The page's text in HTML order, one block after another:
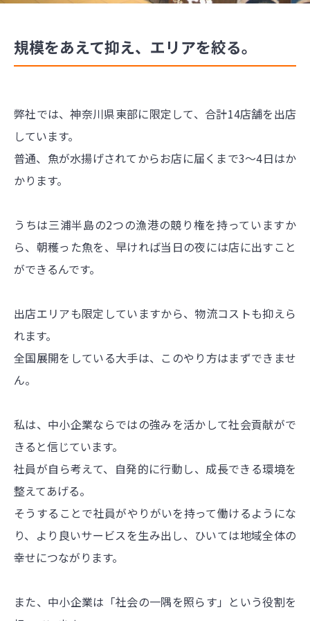
規模をあえて抑え、エリアを絞る。
弊社では、神奈川県東部に限定して、合計14店舗を出店
しています。
普通、魚が水揚げされてからお店に届くまで3〜4日はか
かります。
うちは三浦半島の2つの漁港の競り権を持っていますか
ら、朝穫った魚を、早ければ当日の夜には店に出すこと
ができるんです。
出店エリアも限定していますから、物流コストも抑えら
れます。
全国展開をしている大手は、このやり方はまずできませ
ん。
私は、中小企業ならではの強みを活かして社会貢献がで
きると信じています。
社員が自ら考えて、自発的に行動し、成長できる環境を
整えてあげる。
そうすることで社員がやりがいを持って働けるようにな
り、より良いサービスを生み出し、ひいては地域全体の
幸せにつながります。
また、中小企業は「社会の一隅を照らす」という役割を